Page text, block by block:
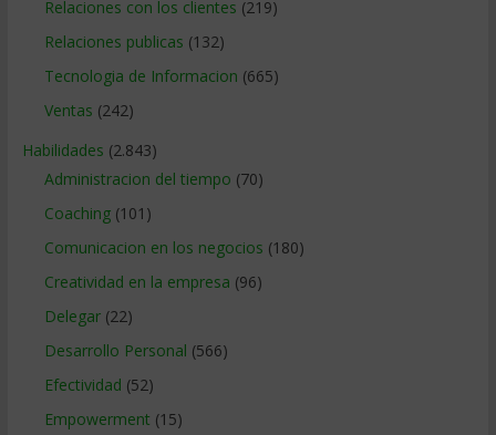
Relaciones con los clientes (219)
Relaciones publicas (132)
Tecnologia de Informacion (665)
Ventas (242)
Habilidades (2.843)
Administracion del tiempo (70)
Coaching(101)
Comunicacion en los negocios (180)
Creatividad en la empresa (96)
Delegar(22)
Desarrollo Personal (566)
Efectividad (52)
Empowerment (15)